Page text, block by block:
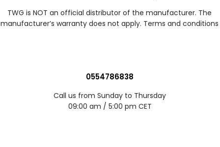
TWG is NOT an official distributor of the manufacturer. The
manufacturer’s warranty does not apply. Terms and conditions
0554786838
Call us from Sunday to Thursday
09:00 am / 5:00 pm CET